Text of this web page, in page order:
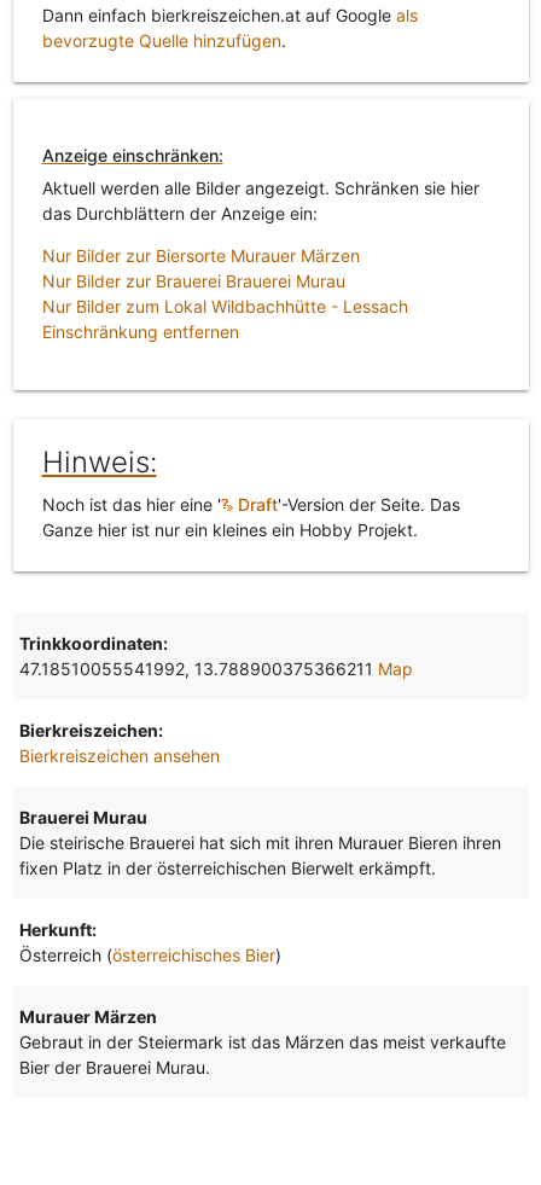
Dann einfach bierkreiszeichen.at auf Google als
bevorzugte Quelle hinzufügen.
Anzeige einschränken:
Aktuell werden alle Bilder angezeigt. Schränken sie hier
das Durchblättern der Anzeige ein:
Nur Bilder zur Biersorte Murauer Märzen
Nur Bilder zur Brauerei Brauerei Murau
Nur Bilder zum Lokal Wildbachhütte - Lessach
Einschränkung entfernen
Hinweis:
Noch ist das hier eine ' Draft'-Version der Seite. Das
Ganze hier ist nur ein kleines ein Hobby Projekt.
Trinkkoordinaten:
47.18510055541992, 13.788900375366211 Map
Bierkreiszeichen:
Bierkreiszeichen ansehen
Brauerei Murau
Die steirische Brauerei hat sich mit ihren Murauer Bieren ihren
fixen Platz in der österreichischen Bierwelt erkämpft.
Herkunft:
Österreich (österreichisches Bier)
Murauer Märzen
Gebraut in der Steiermark ist das Märzen das meist verkaufte
Bier der Brauerei Murau.